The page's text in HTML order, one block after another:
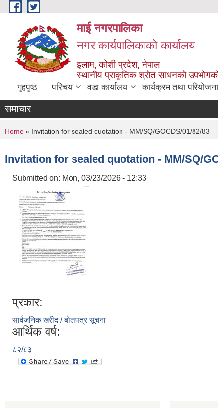
Skip to main content
माई नगरपालिका
नगर कार्यपालिकाको कार्यालय
इलाम, कोशी प्रदेश, नेपाल
स्थानीय प्राकृतिक श्रोत साधनको
गृहपृष्ठ परिचय वडा कार्यालय कार्यक्रम तथा परियोजना
समाचार
You are here
Home » Invitation for sealed quotation - MM/SQ/GOODS/01/82/83
Invitation for sealed quotation - MM/SQ/
Submitted on: Mon, 03/23/2026 - 12:33
प्रकार:
सार्वजनिक खरीद / बोलपत्र सूचना
आर्थिक वर्ष:
८२/८३